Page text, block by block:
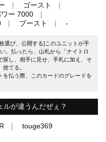
ゴースト
ー 7000
ブースト -
選び、公開する]このユニットが手
。払ったら、山札から「ナイトロ
探し、相手に見せ、手札に加え、そ
てる。
を払う際、このカードのグレードを
ルが違うんだぜぇ？
touge369